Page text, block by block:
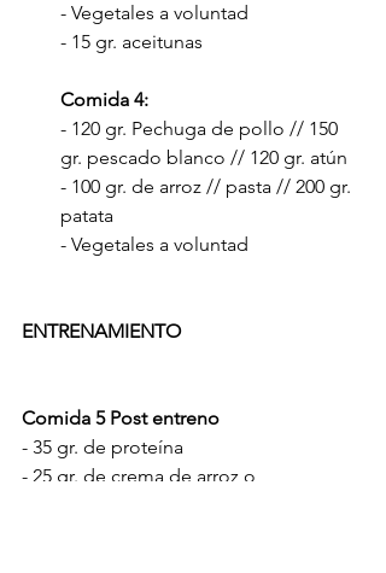
- Vegetales a voluntad
- 15 gr. aceitunas
Comida 4:
- 120 gr. Pechuga de pollo // 150
gr. pescado blanco // 120 gr. atún
- 100 gr. de arroz // pasta // 200 gr.
patata
- Vegetales a voluntad
ENTRENAMIENTO
Comida 5 Post entreno
- 35 gr. de proteína
- 25 gr. de crema de arroz o